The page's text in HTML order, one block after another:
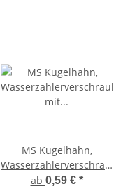
MS Kugelhahn,
Wasserzählerverschraubung
mit Dichtung,
ab 0,59 € *